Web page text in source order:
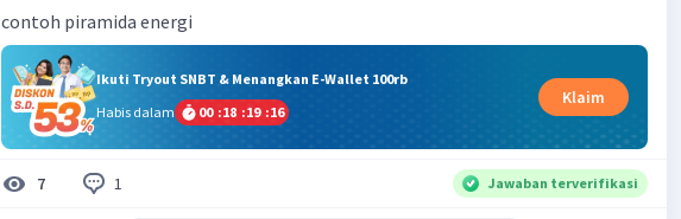
contoh piramida energi
Ikuti Tryout SNBT & Menangkan E-Wallet 100rb
Habis dalam
00 :18 :19 :15
Klaim
7 1 Jawaban terverifikasi